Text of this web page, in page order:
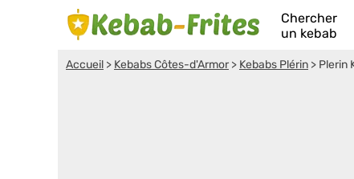
Chercher
un kebab
Accueil > Kebabs Côtes-d'Armor > Kebabs Plérin > Plerin